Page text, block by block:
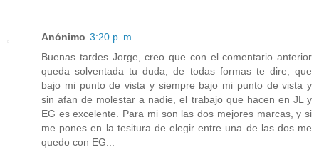
Anónimo 3:20 p. m.
Buenas tardes Jorge, creo que con el comentario anterior
queda solventada tu duda, de todas formas te dire, que
bajo mi punto de vista y siempre bajo mi punto de vista y
sin afan de molestar a nadie, el trabajo que hacen en JL y
EG es excelente. Para mi son las dos mejores marcas, y si
me pones en la tesitura de elegir entre una de las dos me
quedo con EG...